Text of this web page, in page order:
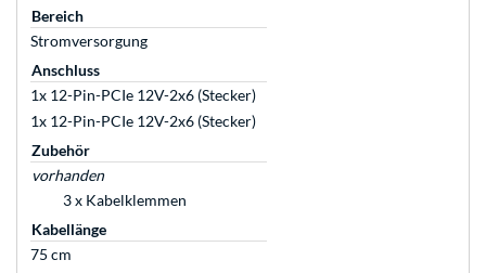
Bereich
Stromversorgung
Anschluss
1x 12-Pin-PCIe 12V-2x6 (Stecker)
1x 12-Pin-PCIe 12V-2x6 (Stecker)
Zubehör
vorhanden
3 x Kabelklemmen
Kabellänge
75 cm